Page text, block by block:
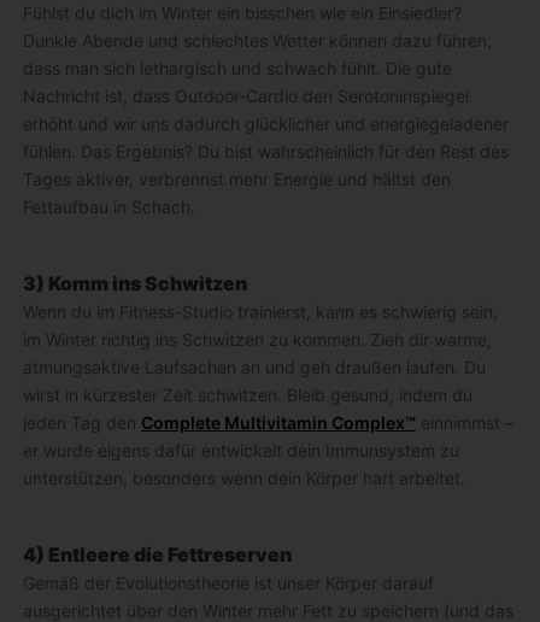
Fühlst du dich im Winter ein bisschen wie ein Einsiedler?
Dunkle Abende und schlechtes Wetter können dazu führen,
dass man sich lethargisch und schwach fühlt. Die gute
Nachricht ist, dass Outdoor-Cardio den Serotoninspiegel
erhöht und wir uns dadurch glücklicher und energiegeladener
fühlen. Das Ergebnis? Du bist wahrscheinlich für den Rest des
Tages aktiver, verbrennst mehr Energie und hältst den
Fettaufbau in Schach.
3) Komm ins Schwitzen
Wenn du im Fitness-Studio trainierst, kann es schwierig sein,
im Winter richtig ins Schwitzen zu kommen. Zieh dir warme,
atmungsaktive Laufsachen an und geh draußen laufen. Du
wirst in kürzester Zeit schwitzen. Bleib gesund, indem du
jeden Tag den Complete Multivitamin Complex™ einnimmst –
er wurde eigens dafür entwickelt dein Immunsystem zu
unterstützen, besonders wenn dein Körper hart arbeitet.
4) Entleere die Fettreserven
Gemäß der Evolutionstheorie ist unser Körper darauf
ausgerichtet über den Winter mehr Fett zu speichern (und das